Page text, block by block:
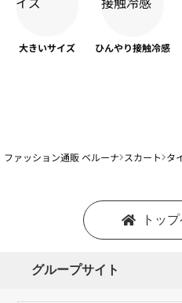
大きいサイズ ひんやり接触冷感
ファッション通販 ベルーナ スカート タ
トッ
グループサイト